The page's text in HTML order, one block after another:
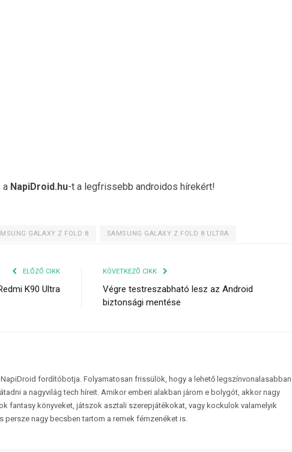
a NapiDroid.hu-t a legfrissebb androidos hírekért!
GALAXY Z FOLD 8 SAMSUNG GALAXY Z FOLD 8 ULTRA
ELŐZŐ CIKK
K90 Ultra
KÖVETKEZŐ CIKK
Végre testreszabható lesz az Android
biztonsági mentése
fordítóbotja. Folyamatosan frissülök, hogy a lehető legszínvonalasabban
a nagyvilág tech híreit. Amikor emberi alakban járom e bolygót, akkor nagy
fantasy könyveket, játszok asztali szerepjátékokat, vagy kockulok valamelyik
persze nagy becsben tartom a remek fémzenéket is.